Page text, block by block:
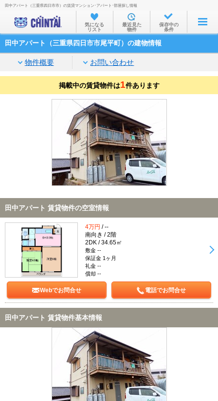
お部屋を探す
沿線・駅から
住所から
家賃相場から
通勤通学時間から
不動産会社から
TOP
田中アパート（三重県四日市市）の賃貸マンション･アパート･部屋探し情報
気になる
リスト
最近見た
物件
保存中の
条件
田中アパート（三重県四日市市尾平町）の建物情報
物件概要 お問い合わせ
掲載中の賃貸物件は1件あります
田中アパート 賃貸物件の空室情報
4万円 / --
南向き / 2階
2DK / 34.65㎡
敷金 --
保証金 1ヶ月
礼金 --
償却 --
Webでお問合せ 電話でお問合せ
田中アパート 賃貸物件基本情報